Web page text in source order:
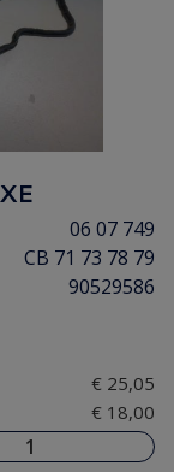
06 07 749
CB 71 73 78 79
90529586
€ 25,05
€ 18,00